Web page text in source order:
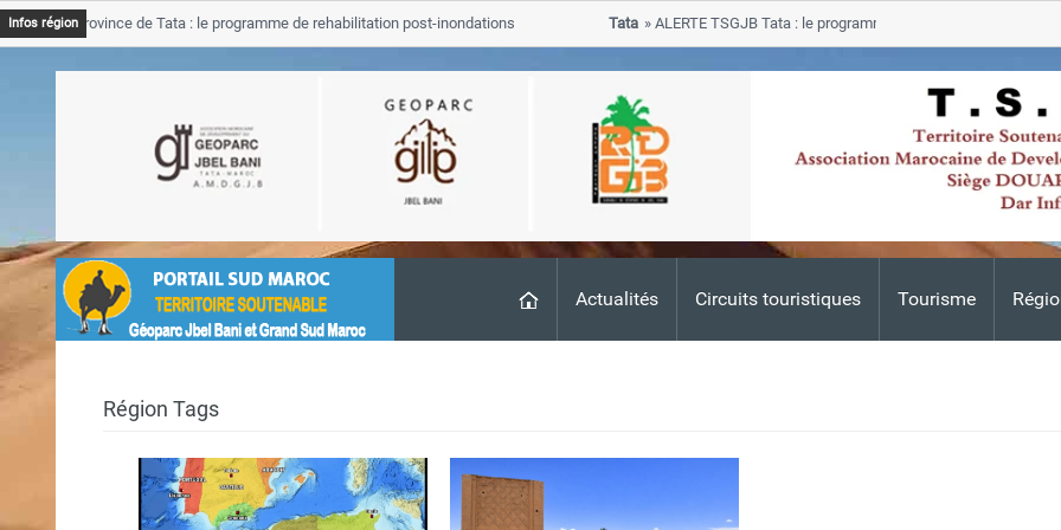
Actualités Circuits touristiques Tourisme
Infos régionProvince de Tata : le programme de rehabilitation post-inondations
ALERTE TSGJB Tata : le programme de rehabilitation post-
progresse dans les zones sinistrees
Région Tags